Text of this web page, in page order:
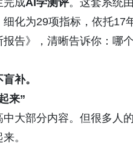
完成AI学测评。这套系统
化为29项指标，依托
告》，清晰告诉你：哪
补。
来”
大部分内容。但很多人
。